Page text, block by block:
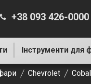
+38 093 426-0000
Інструменти для
Chevrolet